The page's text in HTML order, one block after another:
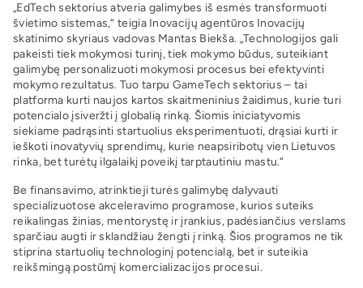
„EdTech sektorius atveria galimybes iš esmės transformuoti
švietimo sistemas,“ teigia Inovacijų agentūros Inovacijų
skatinimo skyriaus vadovas Mantas Biekša. „Technologijos gali
pakeisti tiek mokymosi turinį, tiek mokymo būdus, suteikiant
galimybę personalizuoti mokymosi procesus bei efektyvinti
mokymo rezultatus. Tuo tarpu GameTech sektorius – tai
platforma kurti naujos kartos skaitmeninius žaidimus, kurie turi
potencialo įsiveržti į globalią rinką. Šiomis iniciatyvomis
siekiame padrąsinti startuolius eksperimentuoti, drąsiai kurti ir
ieškoti inovatyvių sprendimų, kurie neapsiribotų vien Lietuvos
rinka, bet turėtų ilgalaikį poveikį tarptautiniu mastu.“
Be finansavimo, atrinktieji turės galimybę dalyvauti
specializuotose akceleravimo programose, kurios suteiks
reikalingas žinias, mentorystę ir įrankius, padėsiančius verslams
sparčiau augti ir sklandžiau žengti į rinką. Šios programos ne tik
stiprina startuolių technologinį potencialą, bet ir suteikia
reikšmingą postūmį komercializacijos procesui.